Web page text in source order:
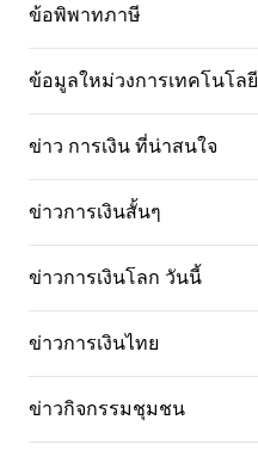
ข้อพิพาทภาษี
ข้อมูลใหม่วงการเทคโนโลยี
ข่าว การเงิน ที่น่าสนใจ
ข่าวการเงินสั้นๆ
ข่าวการเงินโลก วันนี้
ข่าวการเงินไทย
ข่าวกิจกรรมชุมชน